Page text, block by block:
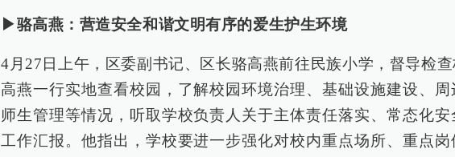
▶骆高燕：营造安全和谐文明有序的爱生护生环境
4月27日上午，区委副书记、区长骆高燕前往民族小学，督导检
高燕一行实地查看校园，了解校园环境治理、基础设施建设、周
师生管理等情况，听取学校负责人关于主体责任落实、常态化
工作汇报。他指出，学校要进一步强化对校内重点场所、重点